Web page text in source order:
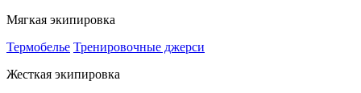
Мягкая экипировка
Термобелье Тренировочные джерси
Жесткая экипировка